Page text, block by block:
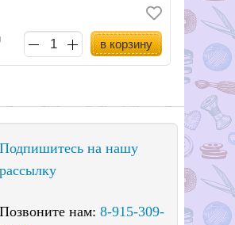
в корзину
Подпишитесь на нашу
рассылку
Позвоните нам: 8-915-309-